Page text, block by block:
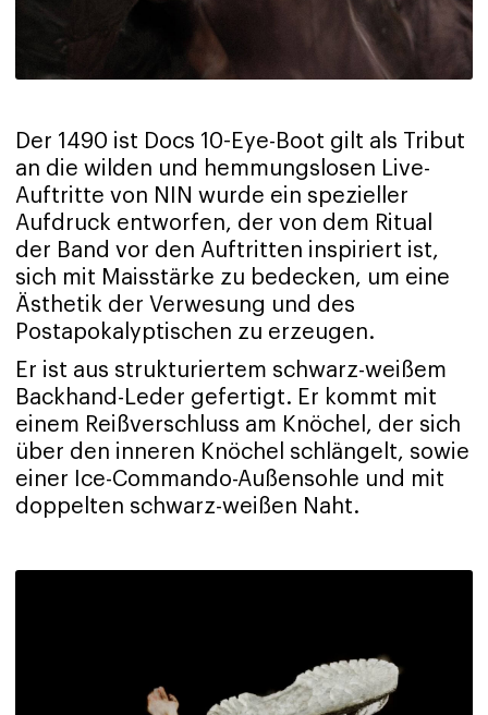
Der 1490 ist Docs 10-Eye-Boot gilt als Tribut
an die wilden und hemmungslosen Live-
Auftritte von NIN wurde ein spezieller
Aufdruck entworfen, der von dem Ritual
der Band vor den Auftritten inspiriert ist,
sich mit Maisstärke zu bedecken, um eine
Ästhetik der Verwesung und des
Postapokalyptischen zu erzeugen.
Er ist aus strukturiertem schwarz-weißem
Backhand-Leder gefertigt. Er kommt mit
einem Reißverschluss am Knöchel, der sich
über den inneren Knöchel schlängelt, sowie
einer Ice-Commando-Außensohle und mit
doppelten schwarz-weißen Naht.